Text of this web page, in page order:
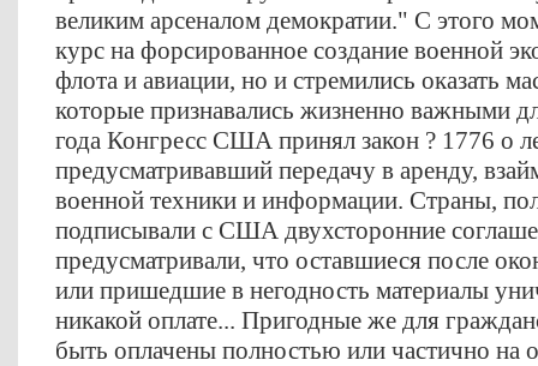
великим арсеналом демократии." С этого
курс на форсированное создание военной
флота и авиации, но и стремились оказать
которые признавались жизненно важными
года Конгресс США принял закон ? 1776 о
предусматривавший передачу в аренду,
военной техники и информации. Страны,
подписывали с США двухсторонние
предусматривали, что оставшиеся после
или пришедшие в негодность материалы
никакой оплате... Пригодные же для
быть оплачены полностью или частично на